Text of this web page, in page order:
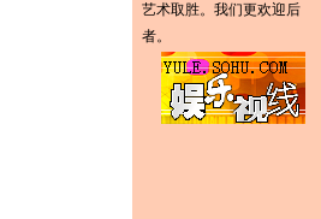
艺术取胜。我们更欢迎后
者。